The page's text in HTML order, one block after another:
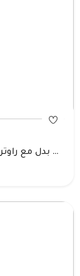
راوتر هواوي 5G لتشغيل خط انترنت لشركة زين فقط بدل مع راوترات اوريدو فقط